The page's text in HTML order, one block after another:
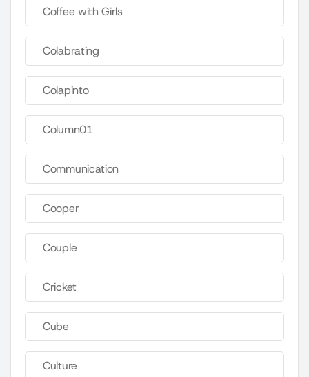
Coffee with Girls
Colabrating
Colapinto
Column01
Communication
Cooper
Couple
Cricket
Cube
Culture